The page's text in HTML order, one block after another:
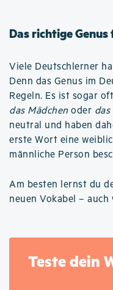
Das richtige
Viele Deutschlerner
Denn das Genus im
Regeln. Es ist sogar
das Mädchen oder das
neutral und haben
erste Wort eine
männliche Person
Am besten lernst du
neuen Vokabel –
Teste dein